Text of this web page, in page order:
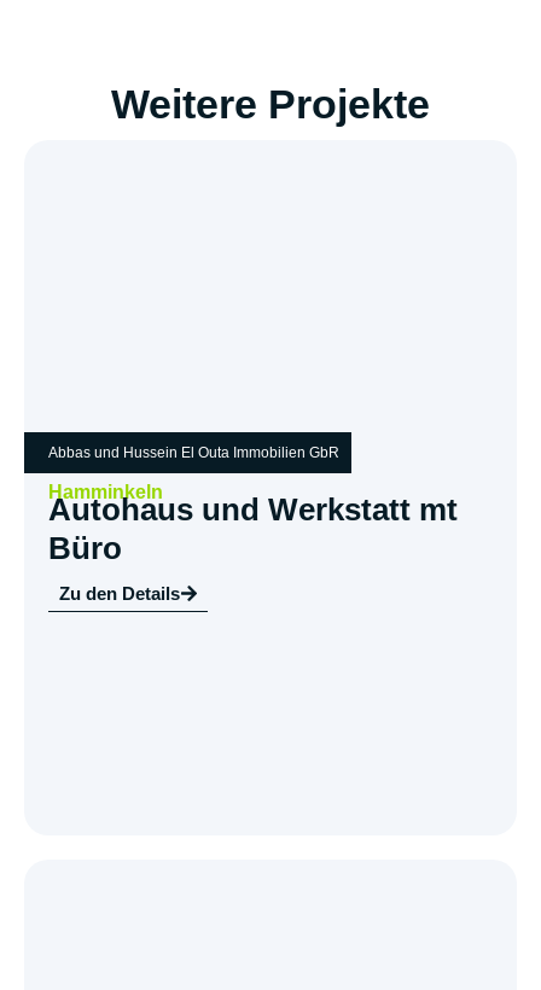
Weitere Projekte
Abbas und Hussein El Outa Immobilien GbR
Hamminkeln
Autohaus und Werkstatt mt
Büro
Zu den Details